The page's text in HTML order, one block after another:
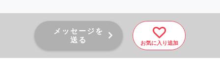
メッセージを
送る
お気に入り追加